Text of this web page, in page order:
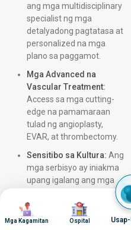
ang mga multidisciplinary
specialist ng mga
detalyadong pagtatasa at
personalized na mga
plano sa paggamot.
Mga Advanced na
Vascular Treatment:
Access sa mga cutting-
edge na pamamaraan
tulad ng angioplasty,
EVAR, at thrombectomy.
Sensitibo sa Kultura: Ang
mga serbisyo ay iniakma
upang igalang ang mga
kagustuhan sa kultura at
pagkain.
Imahen
Mga Kagamitan
Imahen
Ospital